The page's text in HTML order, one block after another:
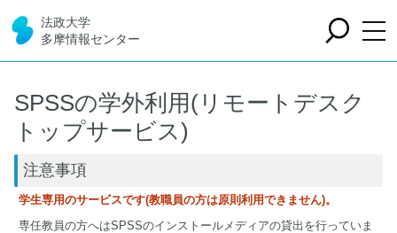
法政大学
多摩情報センター
SPSSの学外利用(リモートデスク
トップサービス)
注意事項
学生専用のサービスです(教職員の方は原則利用できません)。
専任教員の方へはSPSSのインストールメディアの貸出を行っていま